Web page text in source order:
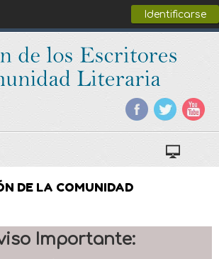
Identificarse
DE LA COMUNIDAD
Importante: